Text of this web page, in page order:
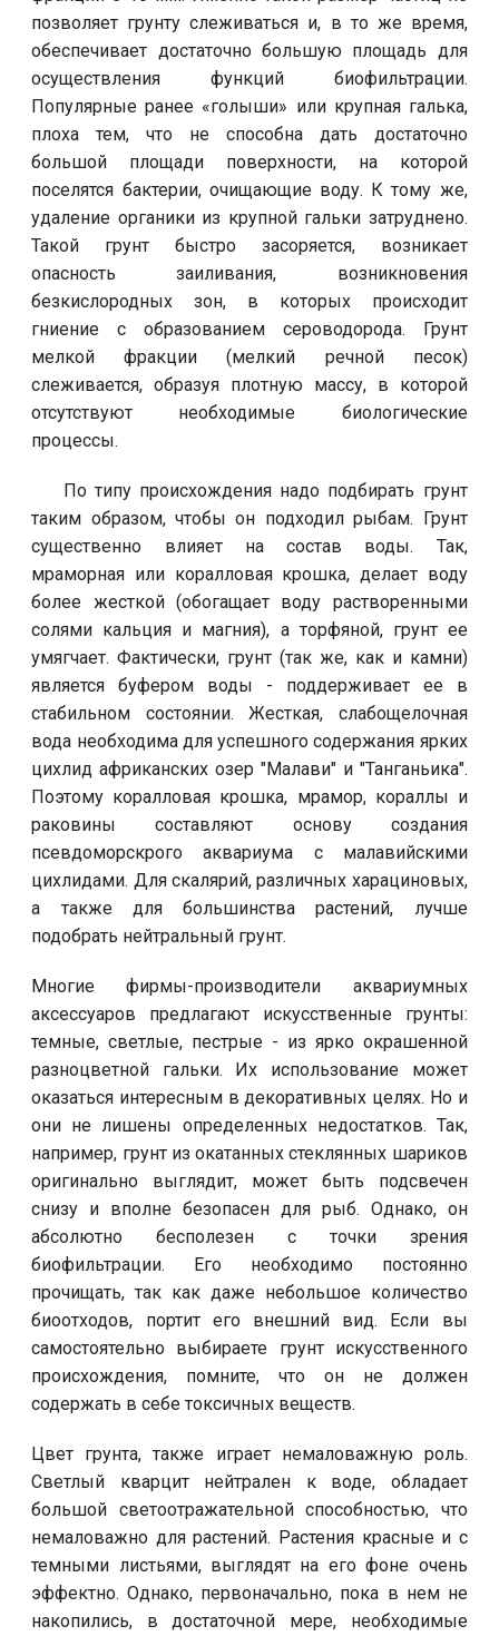
позволяет грунту слеживаться и, в то же время,
обеспечивает достаточно большую площадь для
осуществления функций биофильтрации.
Популярные ранее «голыши» или крупная галька,
плоха тем, что не способна дать достаточно
большой площади поверхности, на которой
поселятся бактерии, очищающие воду. К тому же,
удаление органики из крупной гальки затруднено.
Такой грунт быстро засоряется, возникает
опасность заиливания, возникновения
безкислородных зон, в которых происходит
гниение с образованием сероводорода. Грунт
мелкой фракции (мелкий речной песок)
слеживается, образуя плотную массу, в которой
отсутствуют необходимые биологические
процессы.
По типу происхождения надо подбирать грунт
таким образом, чтобы он подходил рыбам. Грунт
существенно влияет на состав воды. Так,
мраморная или коралловая крошка, делает воду
более жесткой (обогащает воду растворенными
солями кальция и магния), а торфяной, грунт ее
умягчает. Фактически, грунт (так же, как и камни)
является буфером воды - поддерживает ее в
стабильном состоянии. Жесткая, слабощелочная
вода необходима для успешного содержания ярких
цихлид африканских озер "Малави" и "Танганьика".
Поэтому коралловая крошка, мрамор, кораллы и
раковины составляют основу создания
псевдоморскрого аквариума с малавийскими
цихлидами. Для скалярий, различных харациновых,
а также для большинства растений, лучше
подобрать нейтральный грунт.
Многие фирмы-производители аквариумных
аксессуаров предлагают искусственные грунты:
темные, светлые, пестрые - из ярко окрашенной
разноцветной гальки. Их использование может
оказаться интересным в декоративных целях. Но и
они не лишены определенных недостатков. Так,
например, грунт из окатанных стеклянных шариков
оригинально выглядит, может быть подсвечен
снизу и вполне безопасен для рыб. Однако, он
абсолютно бесполезен с точки зрения
биофильтрации. Его необходимо постоянно
прочищать, так как даже небольшое количество
биоотходов, портит его внешний вид. Если вы
самостоятельно выбираете грунт искусственного
происхождения, помните, что он не должен
содержать в себе токсичных веществ.
Цвет грунта, также играет немаловажную роль.
Светлый кварцит нейтрален к воде, обладает
большой светоотражательной способностью, что
немаловажно для растений. Растения красные и с
темными листьями, выглядят на его фоне очень
эффектно. Однако, первоначально, пока в нем не
накопились, в достаточной мере, необходимые